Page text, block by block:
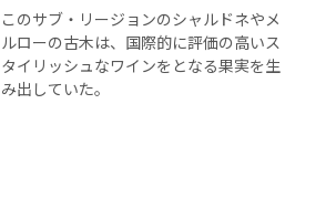
このサブ・リージョンのシャルドネやメ
ルローの古木は、国際的に評価の高いス
タイリッシュなワインをとなる果実を生
み出していた。